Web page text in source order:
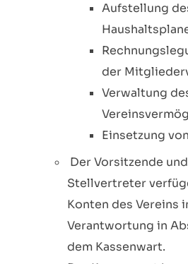
Aufstellung
der
Verwaltung
Einsetzung
Der Vorsitzende
Stellvertreter
Konten des Vereins
Verantwortung in
dem Kassenwart.